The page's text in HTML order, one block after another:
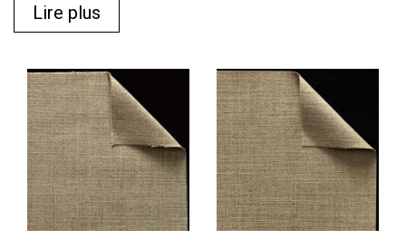
Lire plus